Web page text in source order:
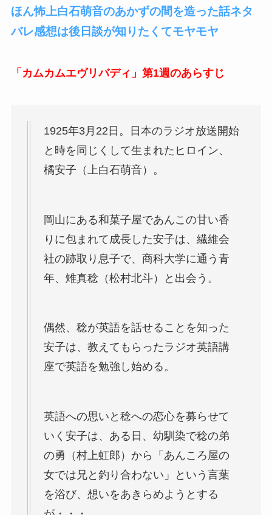
ほん怖上白石萌音のあかずの間を造った話ネタ
バレ感想は後日談が知りたくてモヤモヤ
「カムカムエヴリバディ」第1週のあらすじ
1925年3月22日。日本のラジオ放送開始
と時を同じくして生まれたヒロイン、
橘安子（上白石萌音）。
岡山にある和菓子屋であんこの甘い香
りに包まれて成長した安子は、繊維会
社の跡取り息子で、商科大学に通う青
年、雉真稔（松村北斗）と出会う。
偶然、稔が英語を話せることを知った
安子は、教えてもらったラジオ英語講
座で英語を勉強し始める。
英語への思いと稔への恋心を募らせて
いく安子は、ある日、幼馴染で稔の弟
の勇（村上虹郎）から「あんころ屋の
女では兄と釣り合わない」という言葉
を浴び、想いをあきらめようとする